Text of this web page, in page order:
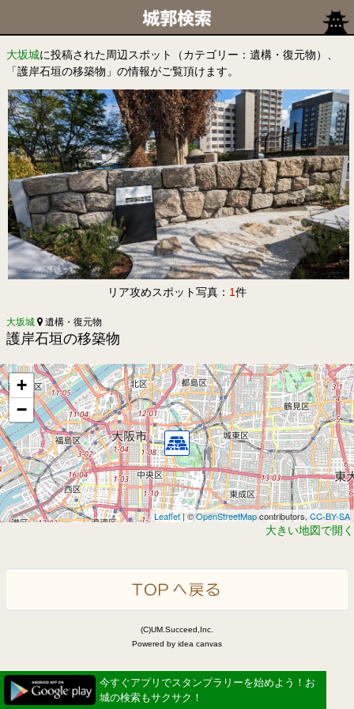
大坂城に投稿された周辺スポット（カテゴリー：遺構・復元物）、
「護岸石垣の移築物」の情報がご覧頂けます。
リア攻めスポット写真： 1件
大坂城 遺構・復元物
護岸石垣の移築物
+
−
Leaflet| ©OpenStreetMapcontributors,CC-BY-SA
大きい地図で開く
(C)UM.Succeed,Inc.
Powered by idea canvas
今すぐアプリでスタンプラリーを始めよう！お
城の検索もサクサク！